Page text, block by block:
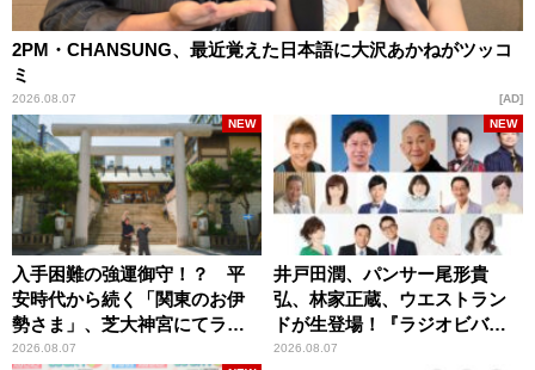
2PM・CHANSUNG、最近覚えた日本語に大沢あかねがツッコ
ミ
2026.08.07 AD
入手困難の強運御守！？ 平
安時代から続く「関東のお伊
勢さま」、芝大神宮にてラン
パンプスが合格祈願！
2026.08.07
NEW
井戸田潤、パンサー尾形貴
弘、林家正蔵、ウエストラン
ドが生登場！『ラジオビバリ
ー昼ズ』
2026.08.07
NEW